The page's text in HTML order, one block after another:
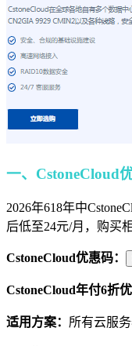
一、CstoneCloud
2026年618年中
后低至24元/月，购买
CstoneCloud优惠码：
CstoneCloud年付6折优
适用方案： 所有云服